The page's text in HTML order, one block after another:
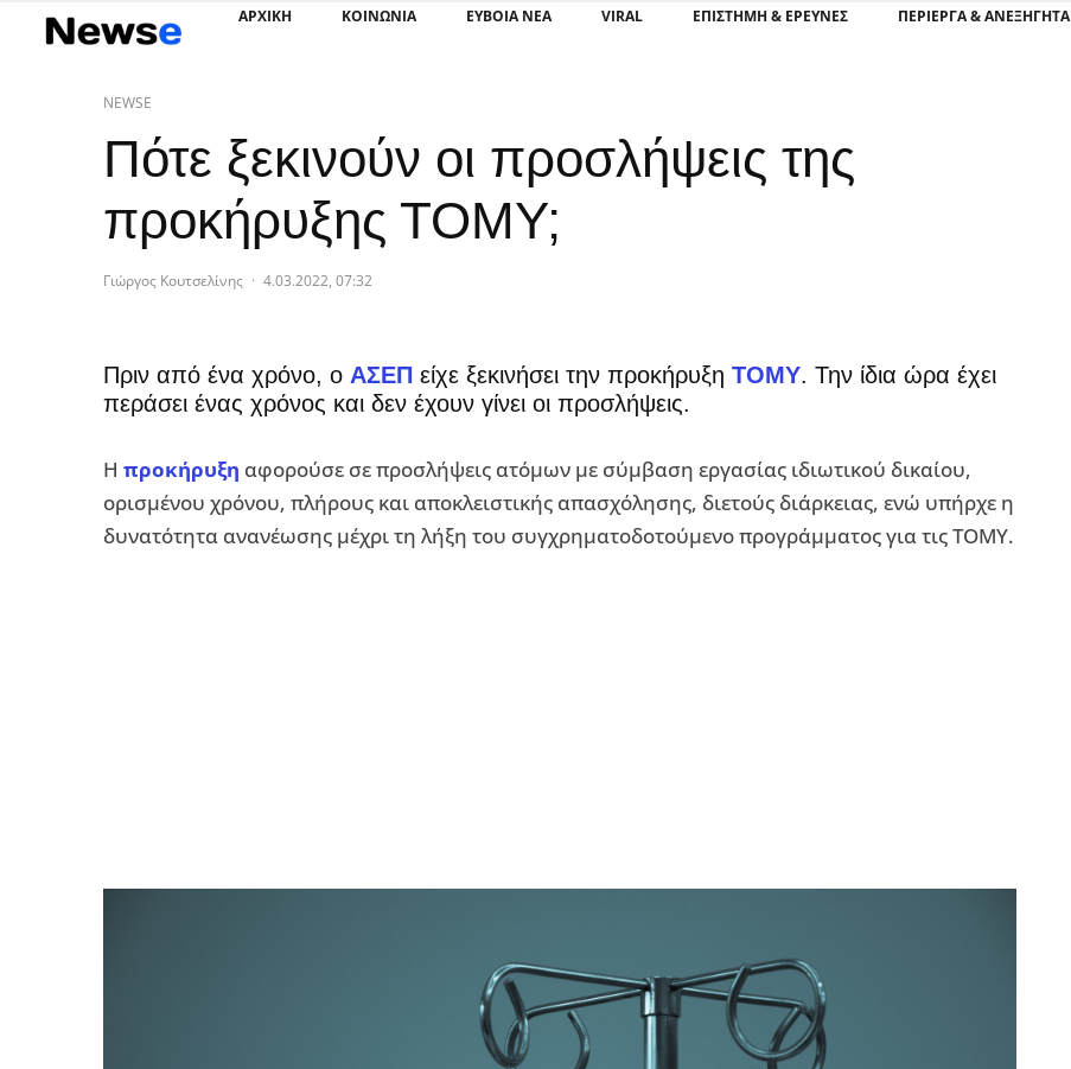
ΑΡΧΙΚΗ ΚΟΙΝΩΝΙΑ ΕΥΒΟΙΑ ΝΕΑ VIRAL ΕΠΙΣΤΉΜΗ & ΈΡΕΥΝΕΣ ΠΕΡΊΕΡΓΑ & ΑΝΕΞΉΓΗΤΑ
NEWSE
Πότε ξεκινούν οι προσλήψεις της
προκήρυξης ΤΟΜΥ;
Γιώργος Κουτσελίνης · 4.03.2022, 07:32
Πριν από ένα χρόνο, ο ΑΣΕΠ είχε ξεκινήσει την προκήρυξη ΤΟΜΥ. Την ίδια ώρα έχει
περάσει ένας χρόνος και δεν έχουν γίνει οι προσλήψεις.
Η προκήρυξη αφορούσε σε προσλήψεις ατόμων με σύμβαση εργασίας ιδιωτικού δικαίου,
ορισμένου χρόνου, πλήρους και αποκλειστικής απασχόλησης, διετούς διάρκειας, ενώ υπήρχε η
δυνατότητα ανανέωσης μέχρι τη λήξη του συγχρηματοδοτούμενο προγράμματος για τις ΤΟΜΥ.